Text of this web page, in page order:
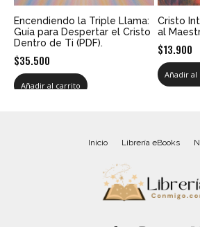
Encendiendo la Triple Llama:
Guía para Despertar el Cristo
Dentro de Ti (PDF).
$35.500
Añadir al carrito
Cristo
al
$13.900
Añadir al
Inicio Librería eBooks